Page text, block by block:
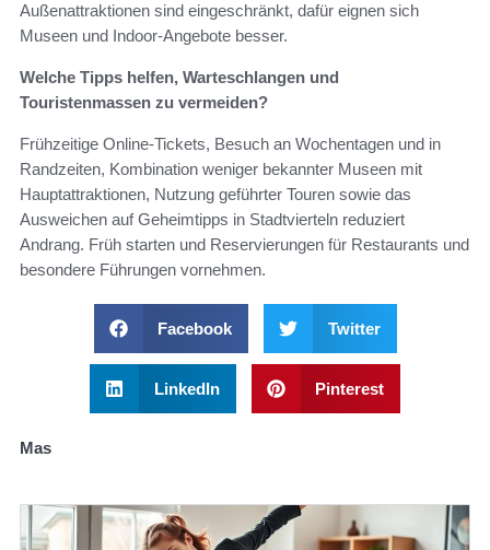
Außenattraktionen sind eingeschränkt, dafür eignen sich
Museen und Indoor-Angebote besser.
Welche Tipps helfen, Warteschlangen und
Touristenmassen zu vermeiden?
Frühzeitige Online-Tickets, Besuch an Wochentagen und in
Randzeiten, Kombination weniger bekannter Museen mit
Hauptattraktionen, Nutzung geführter Touren sowie das
Ausweichen auf Geheimtipps in Stadtvierteln reduziert
Andrang. Früh starten und Reservierungen für Restaurants und
besondere Führungen vornehmen.
Facebook Twitter
LinkedIn Pinterest
Mas